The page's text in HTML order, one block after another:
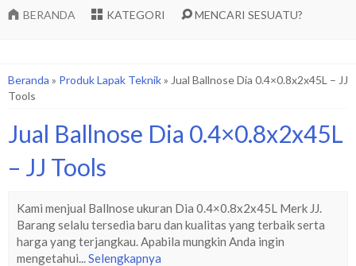
BERANDA KATEGORI MENCARI SESUATU?
Beranda » Produk Lapak Teknik» Jual Ballnose Dia 0.4×0.8x2x45L – JJ
Tools
Jual Ballnose Dia 0.4×0.8x2x45L
– JJ Tools
Kami menjual Ballnose ukuran Dia 0.4×0.8x2x45L Merk JJ.
Barang selalu tersedia baru dan kualitas yang terbaik serta
harga yang terjangkau. Apabila mungkin Anda ingin
mengetahui...Selengkapnya